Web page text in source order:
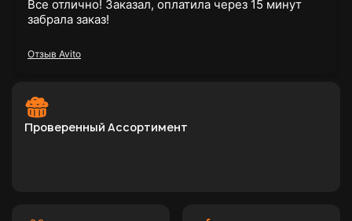
Все отлично! Заказал, оплатила через 15 минут
забрала заказ!
Отзыв Avito
Проверенный Ассортимент